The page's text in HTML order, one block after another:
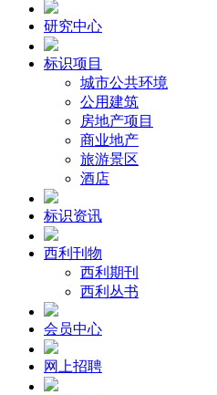
研究中心
标识项目
城市公共环境
公用建筑
房地产项目
商业地产
旅游景区
酒店
标识资讯
西利刊物
西利期刊
西利丛书
会员中心
网上招聘